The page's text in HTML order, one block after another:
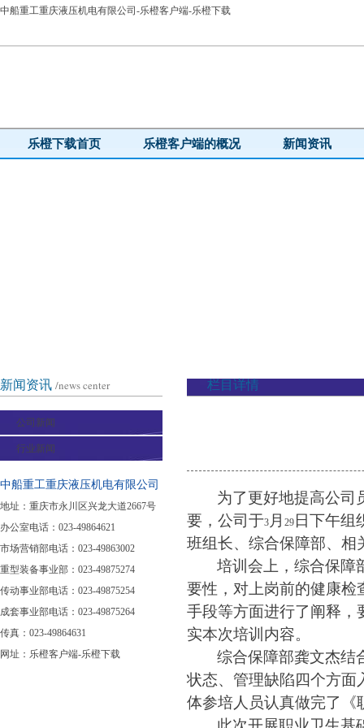
中船重工重庆液压机电有限公司-乐橙客户端-乐橙下载
乐橙下载首页 乐橙客户端的概况 新闻资讯
新闻资讯 /news center
公司新闻
行业新闻
中船重工重庆液压机电有限公司
地址：重庆市永川区兴龙大道2667号
办公室电话：023-49864621
市场营销部电话：023-49863002
重型装备事业部：023-49875274
传动事业部电话：023-49875254
成套事业部电话：023-49875264
传真：023-49864631
网址： 乐橙客户端-乐橙下载
栏目详情
为了更好地提高公司
要，公司于3 月 29 日下午组
班组长、综合保障部、相
培训会上，综合保障
要性，对上岗前的健康检
手段等方面进行了阐释，
实本次培训内容。
综合保障部龚文杰结
状态、管理缺陷四个方面
体参培人员认真做完了《